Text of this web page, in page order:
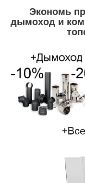
Экономь
дымоход и